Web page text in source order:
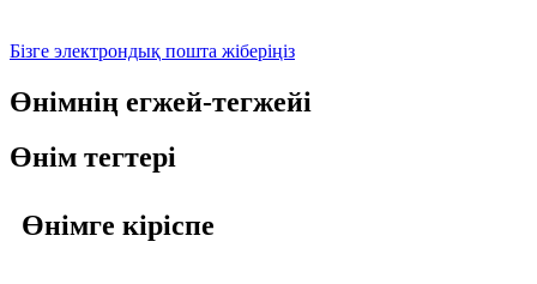
Бізге электрондық пошта жіберіңіз
Өнімнің егжей-тегжейі
Өнім тегтері
Өнімге кіріспе